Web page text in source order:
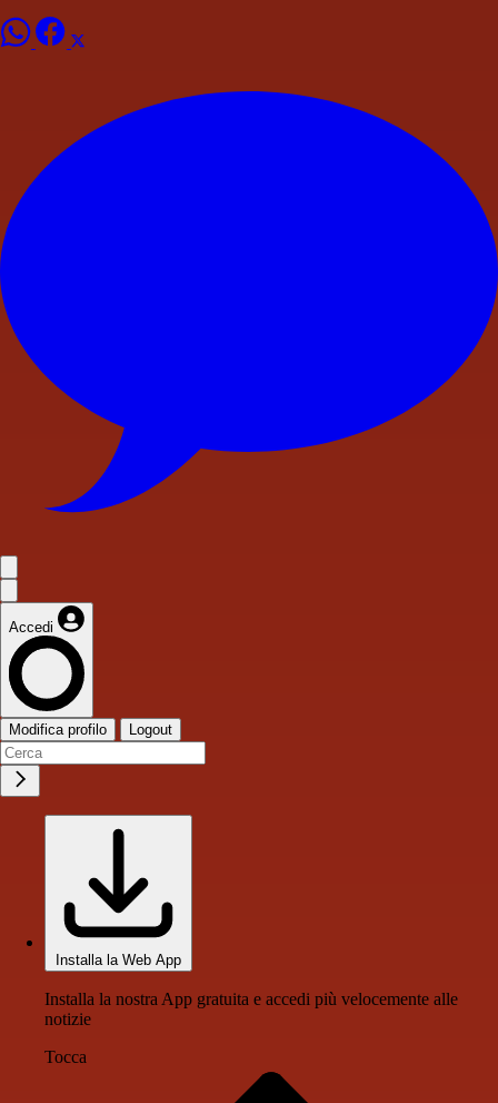
Accedi
Modifica profilo Logout
Installa la Web App
Installa la nostra App gratuita e accedi più velocemente alle
notizie
Tocca